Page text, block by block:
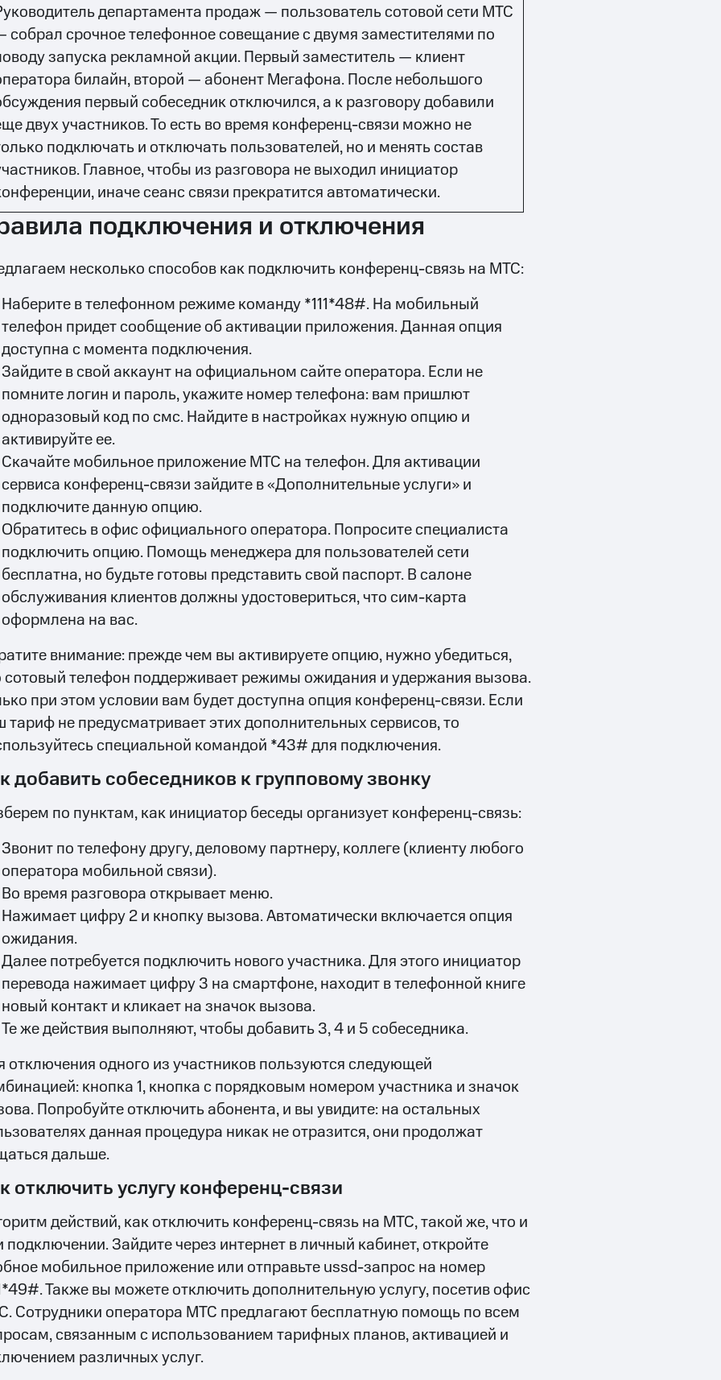
департамента продаж — пользователь сотовой сети МТС
собрал срочное телефонное совещание с двумя заместителями по
запуска рекламной акции. Первый заместитель — клиент
билайн, второй — абонент Мегафона. После небольшого
первый собеседник отключился, а к разговору добавили
двух участников. То есть во время конференц-связи можно не
подключать и отключать пользователей, но и менять состав
Главное, чтобы из разговора не выходил инициатор
иначе сеанс связи прекратится автоматически.
подключения и отключения
несколько способов как подключить конференц-связь на МТС:
Наберите в телефонном режиме команду *111*48#. На мобильный
телефон придет сообщение об активации приложения. Данная опция
доступна с момента подключения.
Зайдите в свой аккаунт на официальном сайте оператора. Если не
помните логин и пароль, укажите номер телефона: вам пришлют
одноразовый код по смс. Найдите в настройках нужную опцию и
активируйте ее.
Скачайте мобильное приложение МТС на телефон. Для активации
сервиса конференц-связи зайдите в «Дополнительные услуги» и
подключите данную опцию.
Обратитесь в офис официального оператора. Попросите специалиста
подключить опцию. Помощь менеджера для пользователей сети
бесплатна, но будьте готовы представить свой паспорт. В салоне
обслуживания клиентов должны удостовериться, что сим-карта
оформлена на вас.
внимание: прежде чем вы активируете опцию, нужно убедиться,
сотовый телефон поддерживает режимы ожидания и удержания вызова.
при этом условии вам будет доступна опция конференц-связи. Если
тариф не предусматривает этих дополнительных сервисов, то
специальной командой *43# для подключения.
добавить собеседников к групповому звонку
по пунктам, как инициатор беседы организует конференц-связь:
Звонит по телефону другу, деловому партнеру, коллеге (клиенту любого
оператора мобильной связи).
Во время разговора открывает меню.
Нажимает цифру 2 и кнопку вызова. Автоматически включается опция
ожидания.
Далее потребуется подключить нового участника. Для этого инициатор
перевода нажимает цифру 3 на смартфоне, находит в телефонной книге
новый контакт и кликает на значок вызова.
Те же действия выполняют, чтобы добавить 3, 4 и 5 собеседника.
отключения одного из участников пользуются следующей
кнопка 1, кнопка с порядковым номером участника и значок
Попробуйте отключить абонента, и вы увидите: на остальных
данная процедура никак не отразится, они продолжат
дальше.
отключить услугу конференц-связи
действий, как отключить конференц-связь на МТС, такой же, что и
подключении. Зайдите через интернет в личный кабинет, откройте
мобильное приложение или отправьте ussd-запрос на номер
Также вы можете отключить дополнительную услугу, посетив офис
Сотрудники оператора МТС предлагают бесплатную помощь по всем
связанным с использованием тарифных планов, активацией и
различных услуг.